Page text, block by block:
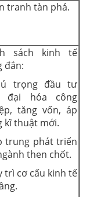
tranh tàn phá.
sách kinh tế
đắn:
trọng đầu tư
đại hóa công
tăng vốn, áp
kĩ thuật mới.
trung phát triển
then chốt.
trì cơ cấu kinh tế